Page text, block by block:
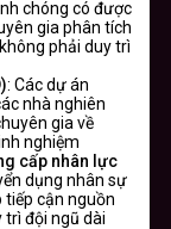
chóng có được
gia phân tích
phải duy trì
: Các dự án
nhà nghiên
gia về
nghiệm
cấp nhân lực
dụng nhân sự
tiếp cận nguồn
trì đội ngũ dài